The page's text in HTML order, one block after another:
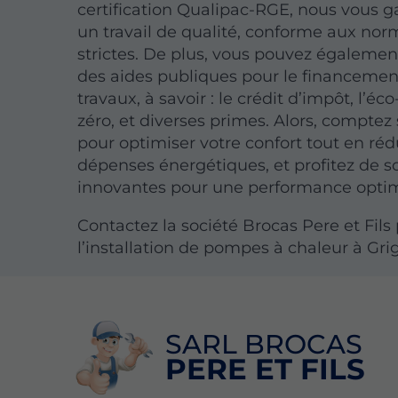
certification Qualipac-RGE, nous vous
un travail de qualité, conforme aux
strictes. De plus, vous pouvez
des aides publiques pour le
travaux, à savoir : le crédit d’impôt,
zéro, et diverses primes. Alors, comptez
pour optimiser votre confort tout en
dépenses énergétiques, et profitez de
innovantes pour une performance
Contactez la société Brocas Pere et Fils
l’installation de pompes à chaleur à
SARL BROCAS
PERE ET FILS